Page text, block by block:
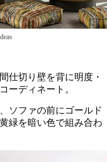
仕切り壁を背に明度・
ーディネート。
ソファの前にゴールド
緑を暗い色で組み合わ